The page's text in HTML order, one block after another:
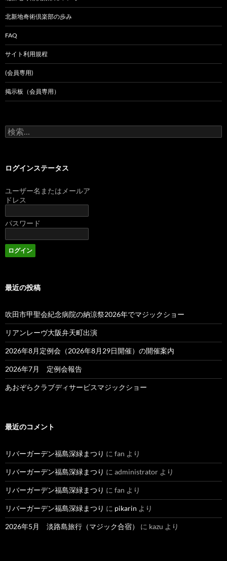
北新地奇術倶楽部の歩み
FAQ
サイト利用規程
(会員専用)
掲示板（会員専用）
検
索:
ログインステータス
ユーザー名またはメールア
ドレス
パスワード
最近の投稿
吹田市甲聖会紀念病院の納涼祭2026年でマジックショー
リアンレーヴ大阪弁天町出演
2026年8月定例会（2026年8月29日開催）の開催案内
2026年7月 定例会報告
あおぞらクラブディサービスマジックショー
最近のコメント
リバーガーデン福島深緑まつり に fan より
リバーガーデン福島深緑まつり に administrator より
リバーガーデン福島深緑まつり に fan より
リバーガーデン福島深緑まつり に pikarin より
2026年5月 淡路島旅行（マジック合宿） に kazu より